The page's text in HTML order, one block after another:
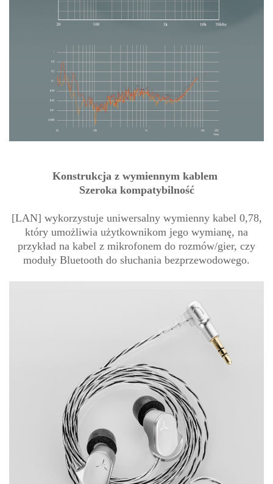
Konstrukcja z wymiennym kablem
Szeroka kompatybilność
[LAN] wykorzystuje uniwersalny wymienny kabel 0,78,
który umożliwia użytkownikom jego wymianę, na
przykład na kabel z mikrofonem do rozmów/gier, czy
moduły Bluetooth do słuchania bezprzewodowego.